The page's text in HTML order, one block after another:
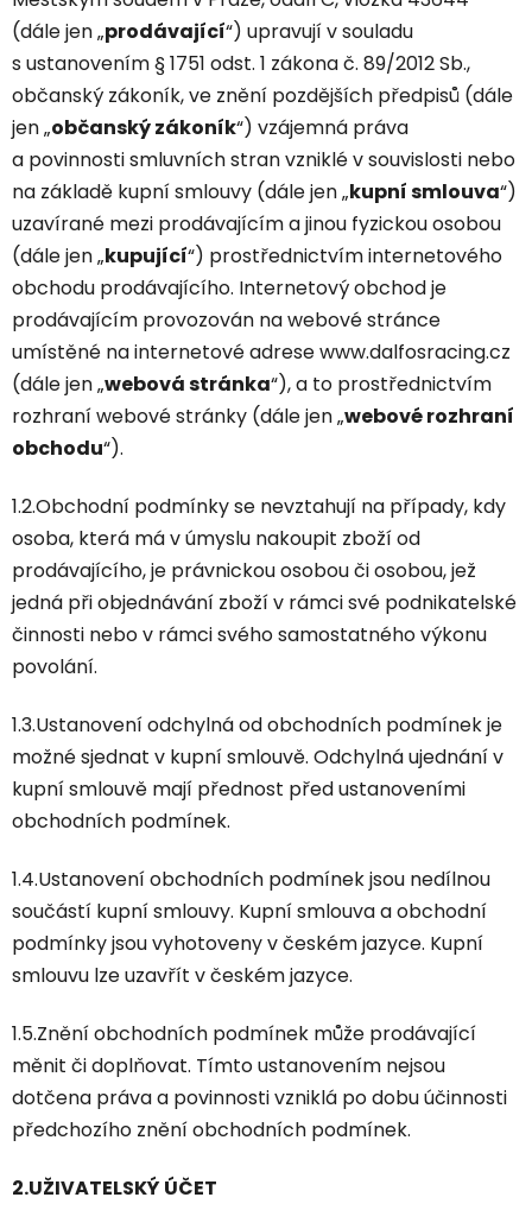
(dále jen „prodávající“) upravují v souladu
s ustanovením § 1751 odst. 1 zákona č. 89/2012 Sb.,
občanský zákoník, ve znění pozdějších předpisů (dále
jen „občanský zákoník“) vzájemná práva
a povinnosti smluvních stran vzniklé v souvislosti nebo
na základě kupní smlouvy (dále jen „kupní smlouva“)
uzavírané mezi prodávajícím a jinou fyzickou osobou
(dále jen „kupující“) prostřednictvím internetového
obchodu prodávajícího. Internetový obchod je
prodávajícím provozován na webové stránce
umístěné na internetové adrese www.dalfosracing.cz
(dále jen „webová stránka“), a to prostřednictvím
rozhraní webové stránky (dále jen „webové rozhraní
obchodu“).
1.2.Obchodní podmínky se nevztahují na případy, kdy
osoba, která má v úmyslu nakoupit zboží od
prodávajícího, je právnickou osobou či osobou, jež
jedná při objednávání zboží v rámci své podnikatelské
činnosti nebo v rámci svého samostatného výkonu
povolání.
1.3.Ustanovení odchylná od obchodních podmínek je
možné sjednat v kupní smlouvě. Odchylná ujednání v
kupní smlouvě mají přednost před ustanoveními
obchodních podmínek.
1.4.Ustanovení obchodních podmínek jsou nedílnou
součástí kupní smlouvy. Kupní smlouva a obchodní
podmínky jsou vyhotoveny v českém jazyce. Kupní
smlouvu lze uzavřít v českém jazyce.
1.5.Znění obchodních podmínek může prodávající
měnit či doplňovat. Tímto ustanovením nejsou
dotčena práva a povinnosti vzniklá po dobu účinnosti
předchozího znění obchodních podmínek.
2.UŽIVATELSKÝ ÚČET